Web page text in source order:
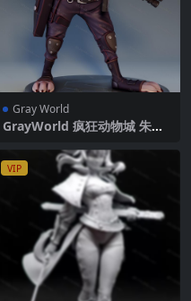
Gray World
GrayWorld 疯狂动物城 朱迪·
VIP